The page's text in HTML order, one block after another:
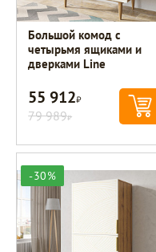
Большой комод с
четырьмя ящиками и
дверками Line
55 912Р
79 989Р
-30%